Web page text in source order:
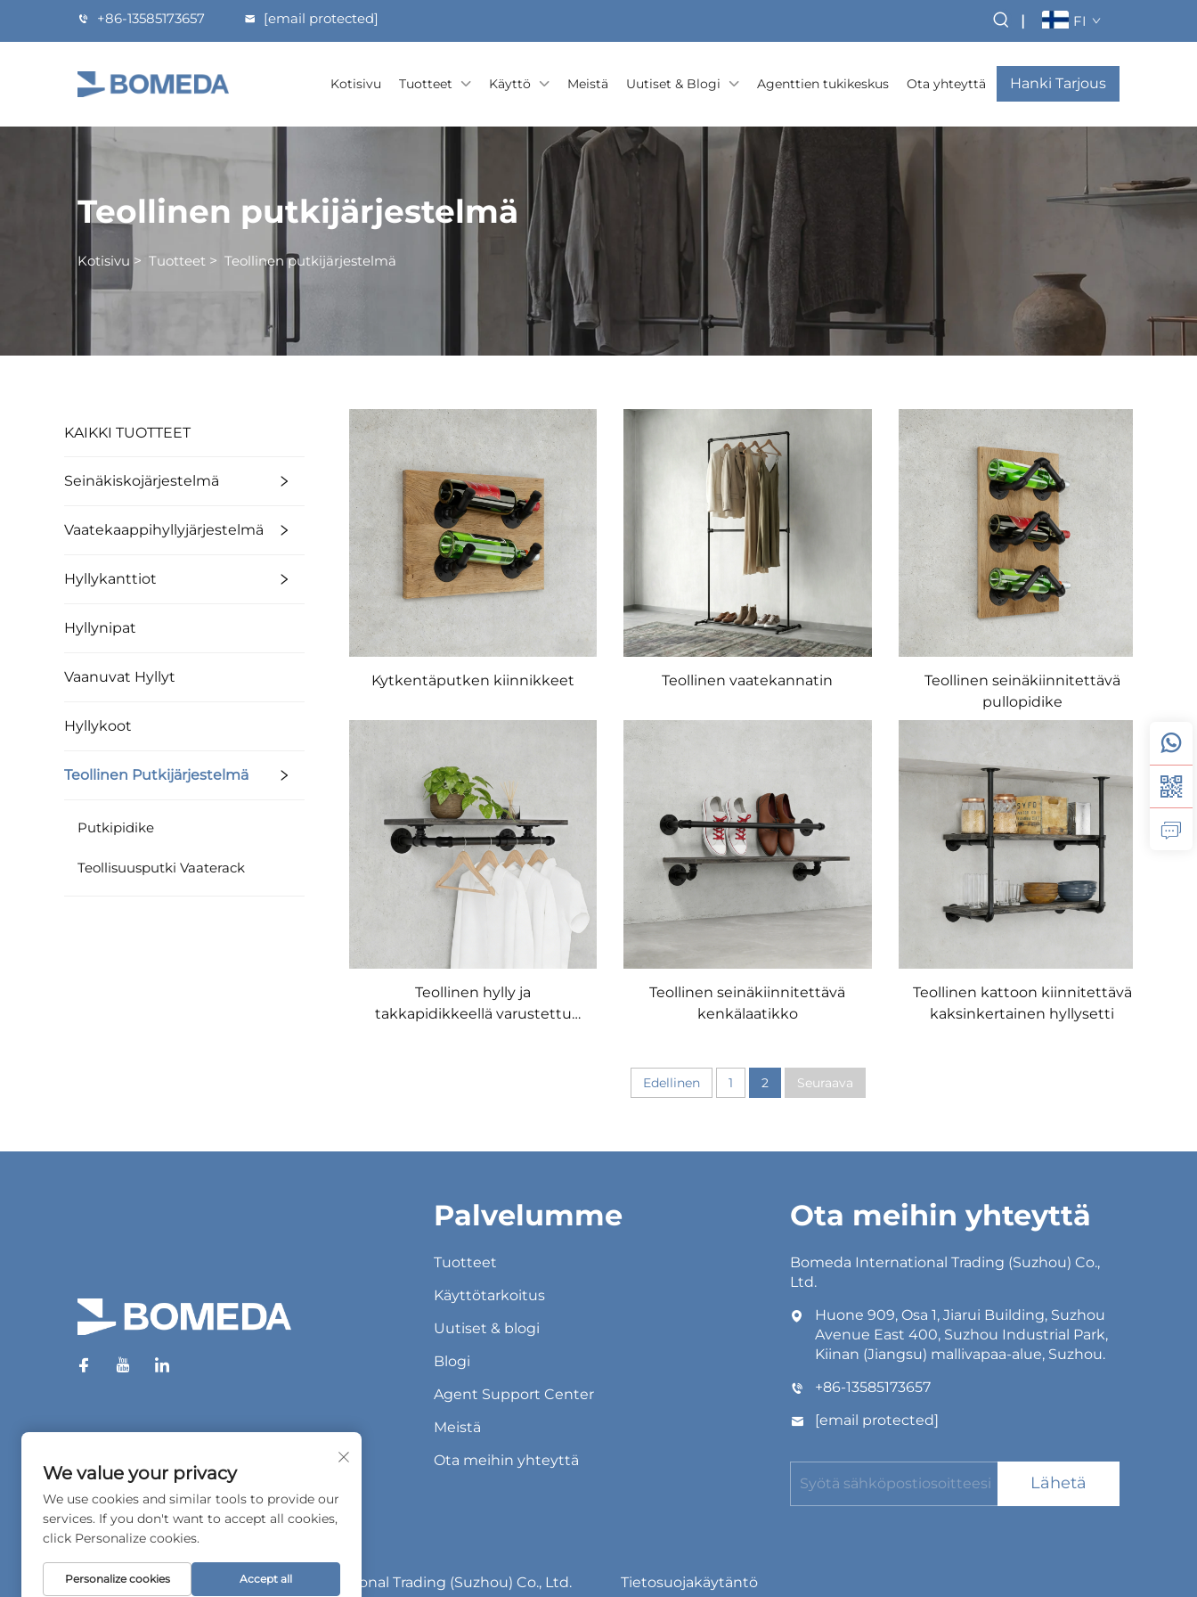
+86-13585173657 [email protected] | FI
Kotisivu Tuotteet Käyttö Meistä Uutiset & Blogi Agenttien tukikeskus Ota yhteyttä Hanki Tarjous
Teollinen putkijärjestelmä
Kotisivu > Tuotteet > Teollinen putkijärjestelmä
KAIKKI TUOTTEET
Seinäkiskojärjestelmä
Vaatekaappihyllyjärjestelmä
Hyllykanttiot
Hyllynipat
Vaanuvat Hyllyt
Hyllykoot
Teollinen Putkijärjestelmä
Putkipidike
Teollisuusputki Vaaterack
Kytkentäputken kiinnikkeet Teollinen vaatekannatin
Teollinen seinäkiinnitettävä
pullopidike
Teollinen hylly ja
takkapidikkeellä varustettu
Teollinen seinäkiinnitettävä
kenkälaatikko
Teollinen kattoon kiinnitettävä
kaksinkertainen hyllysetti
Edellinen 1 2 Seuraava
Palvelumme
Tuotteet
Käyttötarkoitus
Uutiset & blogi
Blogi
Agent Support Center
Meistä
Ota meihin yhteyttä
Ota meihin yhteyttä
Bomeda International Trading (Suzhou) Co.,
Ltd.
Huone 909, Osa 1, Jiarui Building, Suzhou
Avenue East 400, Suzhou Industrial Park,
Kiinan (Jiangsu) mallivapaa-alue, Suzhou.
+86-13585173657
[email protected]
Lähetä
Tekijänoikeus © 2026 Bomeda International Trading (Suzhou) Co., Ltd.
Tietosuojakäytäntö
We value your privacy
We use cookies and similar tools to provide our
services. If you don't want to accept all cookies,
click Personalize cookies.
Personalize cookies Accept all